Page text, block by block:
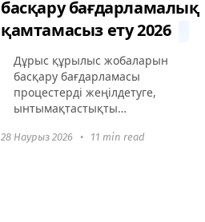
басқару бағдарламалық
қамтамасыз ету 2026
Дұрыс құрылыс жобаларын
басқару бағдарламасы
процестерді жеңілдетуге,
ынтымақтастықты
жобалардың уақытында
28 Наурыз 2026 • 11 min read